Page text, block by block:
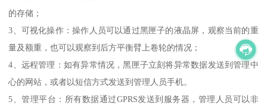
的存储；
3、可视化操作：操作人员可以通过黑匣子的液晶屏，观察当前的重
量及额重，也可以观察到后方平衡臂上卷轮的情况；
4、远程管理：如有异常情况，黑匣子立刻将异常数据发送到管理中
心的网站，或者以短信方式发送到管理人员手机。
5、管理平台：所有数据通过GPRS发送到服务器，管理人员可以非